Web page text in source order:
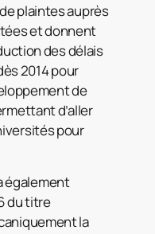
plaintes auprès
et donnent
des délais
2014 pour
de
d’aller
pour
également
du titre
la